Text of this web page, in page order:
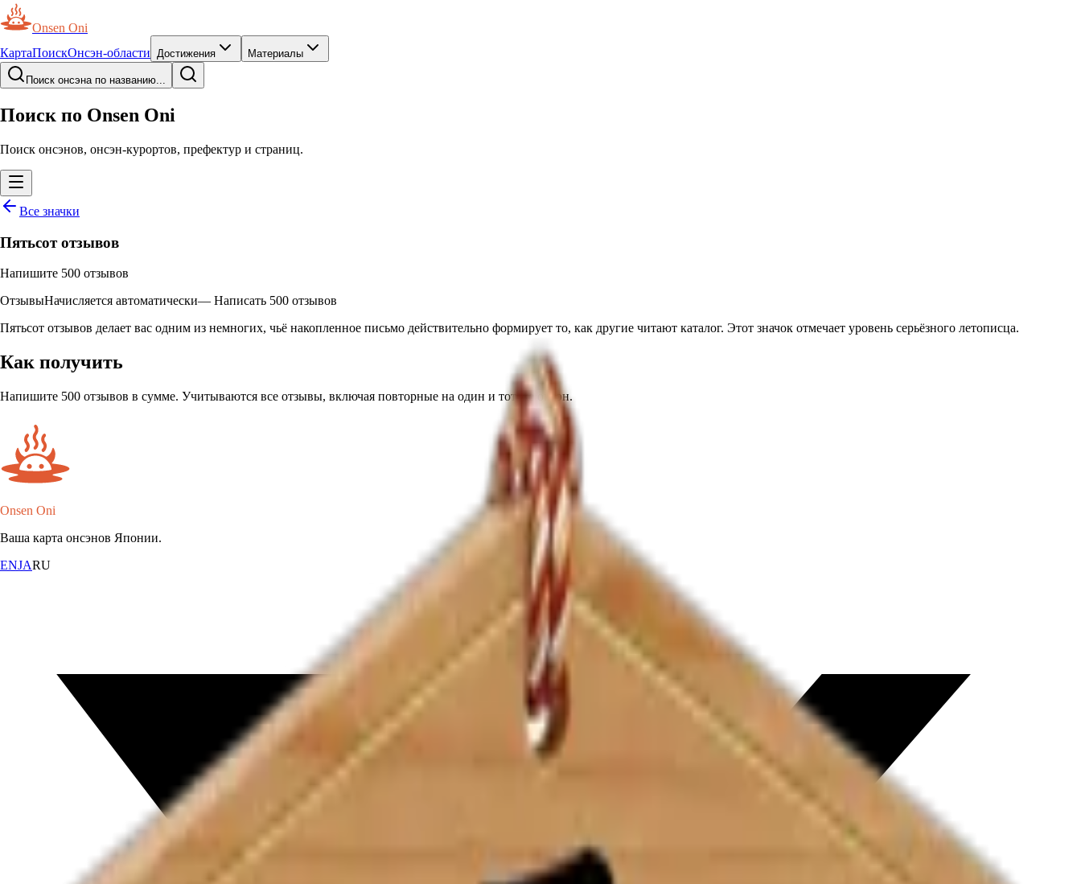
Onsen Oni
КартаПоискОнсэн-области Достижения Материалы
Поиск онсэна по названию...
Поиск по Onsen Oni
Поиск онсэнов, онсэн-курортов, префектур и страниц.
Все значки
Пятьсот отзывов
Напишите 500 отзывов
ОтзывыНачисляется автоматически— Написать 500 отзывов
Пятьсот отзывов делает вас одним из немногих, чьё накопленное письмо действительно формирует то, как другие читают каталог. Этот значок отмечает уровень серьёзного летописца.
Как получить
Напишите 500 отзывов в сумме. Учитываются все отзывы, включая повторные на один и тот же онсэн.
Onsen Oni
Ваша карта онсэнов Японии.
ENJARU